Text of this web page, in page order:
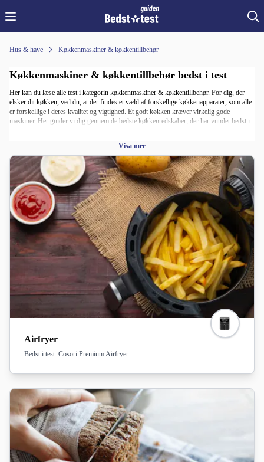
Hus & have Køkkenmaskiner & køkkentillbehør
Køkkenmaskiner & køkkentillbehør bedst i test
Her kan du læse alle test i kategorin køkkenmaskiner & køkkentillbehør. For dig, der
elsker dit køkken, ved du, at der findes et væld af forskellige køkkenapparater, som alle
er forskellige i deres kvalitet og vigtighed. Et godt køkken kræver virkelig gode
maskiner. Her guider vi dig gennem de bedste køkkenredskaber, der har vundet bedst i
Uanset om du er en passioneret kok eller bare elsker at tilberede mad derhjemme, er det
afgørende at have de rigtige værktøjer ved hånden. Fra kødhakkere til blendere og
foodprocessorer til slow cookers, har vi dækket alle baser for at sikre, at dit køkken er
fuldt udstyret til at tackle enhver opgave.
En god blender er uundværlig til at lave smoothies, saucer og supper på ingen tid. En
kraftfuld foodprocessor gør det nemt at snitte, hakke og blande ingredienser til dine
yndlingsretter. Og en pålidelig slow cooker giver dig mulighed for at forberede lækre
måltider med minimal indsats.
Udover de grundlæggende køkkenapparater dækker vores tests også specialiserede
redskaber som ismaskiner, pasta makers og røremaskiner. Vi har evalueret hver maskine
ud fra kvalitet, ydeevne og brugervenlighed for at sikre, at du får det bedste udstyr til dit
Visa mer
Airfryer
Bedst i test: Cosori Premium Airfryer